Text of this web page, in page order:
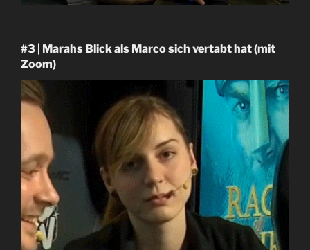
#3 | Marahs Blick als Marco sich vertabt hat (mit
Zoom)